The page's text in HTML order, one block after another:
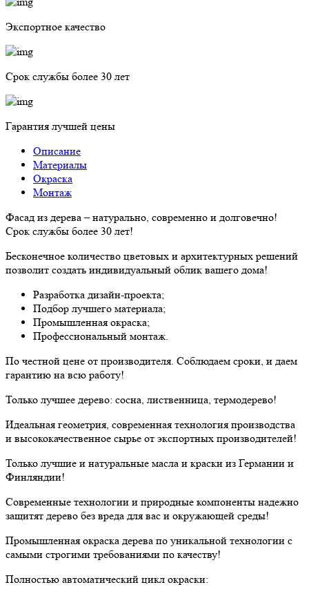
Экспортное качество
Cрок службы более 30 лет
Гарантия лучшей цены
Описание
Материалы
Окраска
Монтаж
Фасад из дерева – натурально, современно и долговечно!
Срок службы более 30 лет!
Бесконечное количество цветовых и архитектурных решений
позволит создать индивидуальный облик вашего дома!
Разработка дизайн-проекта;
Подбор лучшего материала;
Промышленная окраска;
Профессиональный монтаж.
По честной цене от производителя. Соблюдаем сроки, и даем
гарантию на всю работу!
Только лучшее дерево: сосна, лиственница, термодерево!
Идеальная геометрия, современная технология производства
и высококачественное сырье от экспортных производителей!
Только лучшие и натуральные масла и краски из Германии и
Финляндии!
Современные технологии и природные компоненты надежно
защитят дерево без вреда для вас и окружающей среды!
Промышленная окраска дерева по уникальной технологии с
самыми строгими требованиями по качеству!
Полностью автоматический цикл окраски: